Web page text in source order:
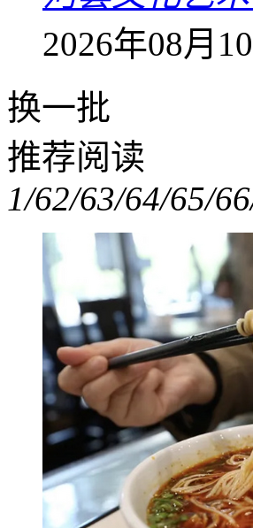
2026年08月
换一批
推荐阅读
1/62/63/64/65/6